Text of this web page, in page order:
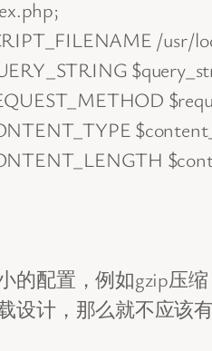
/usr/
的配置，例如gzip压
设计，那么就不应该